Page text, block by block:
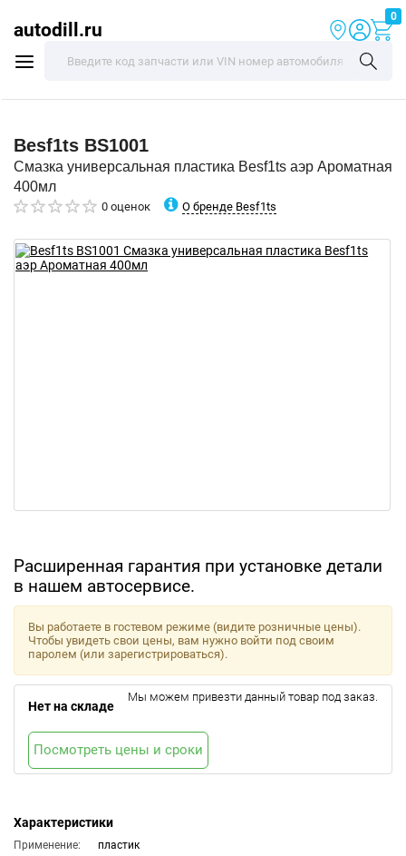
autodill.ru
0
Besf1ts BS1001
Смазка универсальная пластика Besf1ts аэр Ароматная
400мл
0 оценок О бренде Besf1ts
Расширенная гарантия при установке детали
в нашем автосервисе.
Характеристики
Применение:
пластик
Вы работаете в гостевом режиме (видите розничные цены).
Чтобы увидеть свои цены, вам нужно войти под своим
паролем (или зарегистрироваться).
Нет на складе
Мы можем привезти данный товар под заказ.
Посмотреть цены и сроки